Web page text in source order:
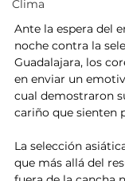
Clima
Ante la espera del
noche contra la
Guadalajara, los
en enviar un
cual demostraron
cariño que sienten
La selección
que más allá del